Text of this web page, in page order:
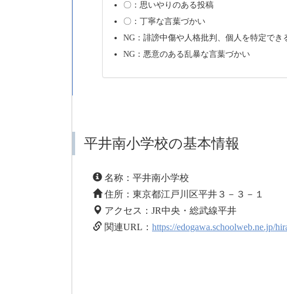
〇：思いやりのある投稿
〇：丁寧な言葉づかい
NG：誹謗中傷や人格批判、個人を特定でき
NG：悪意のある乱暴な言葉づかい
平井南小学校の基本情報
名称：平井南小学校
住所：東京都江戸川区平井３－３－１
アクセス：JR中央・総武線平井
関連URL： https://edogawa.schoolweb.ne.jp/